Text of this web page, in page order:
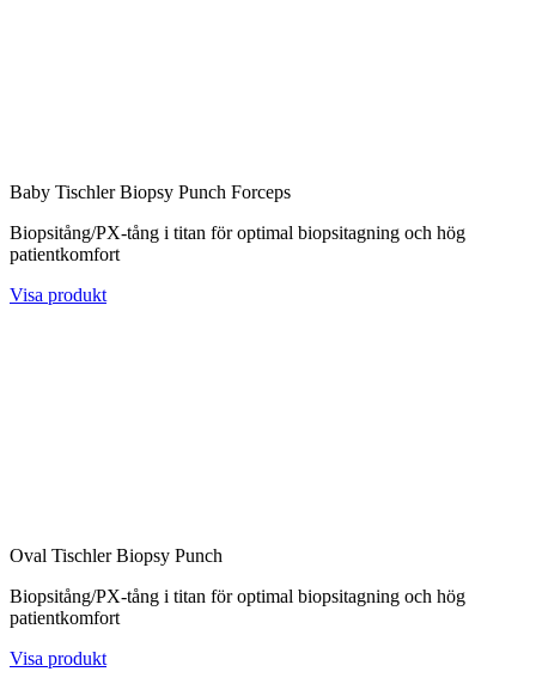
Baby Tischler Biopsy Punch Forceps
Biopsitång/PX-tång i titan för optimal biopsitagning och hög
patientkomfort
Visa produkt
Oval Tischler Biopsy Punch
Biopsitång/PX-tång i titan för optimal biopsitagning och hög
patientkomfort
Visa produkt